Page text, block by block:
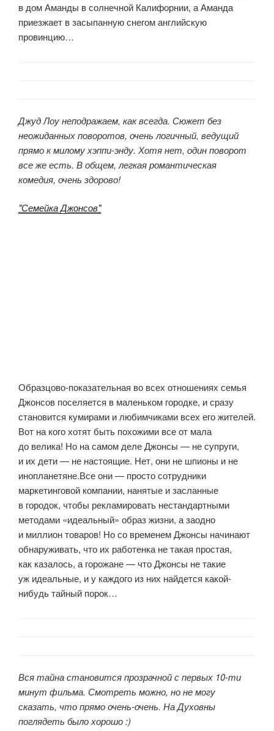
в дом Аманды в солнечной Калифорнии, а Аманда
приезжает в засыпанную снегом английскую
провинцию…
Джуд Лоу неподражаем, как всегда. Сюжет без
неожиданных поворотов, очень логичный, ведущий
прямо к милому хэппи-энду. Хотя нет, один поворот
все же есть. В общем, легкая романтическая
комедия, очень здорово!
"Семейка Джонсов"
Образцово-показательная во всех отношениях семья
Джонсов поселяется в маленьком городке, и сразу
становится кумирами и любимчиками всех его жителей.
Вот на кого хотят быть похожими все от мала
до велика! Но на самом деле Джонсы — не супруги,
и их дети — не настоящие. Нет, они не шпионы и не
инопланетяне.Все они — просто сотрудники
маркетинговой компании, нанятые и засланные
в городок, чтобы рекламировать нестандартными
методами «идеальный» образ жизни, а заодно
и миллион товаров! Но со временем Джонсы начинают
обнаруживать, что их работенка не такая простая,
как казалось, а горожане — что Джонсы не такие
уж идеальные, и у каждого из них найдется какой-
нибудь тайный порок…
Вся тайна становится прозрачной с первых 10-ти
минут фильма. Смотреть можно, но не могу
сказать, что прямо очень-очень. На Духовны
поглядеть было хорошо :)